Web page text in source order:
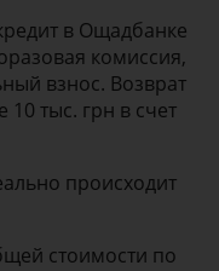
в Ощадбанке
комиссия,
взнос. Возврат
10 тыс. грн в счет
происходит
стоимости по